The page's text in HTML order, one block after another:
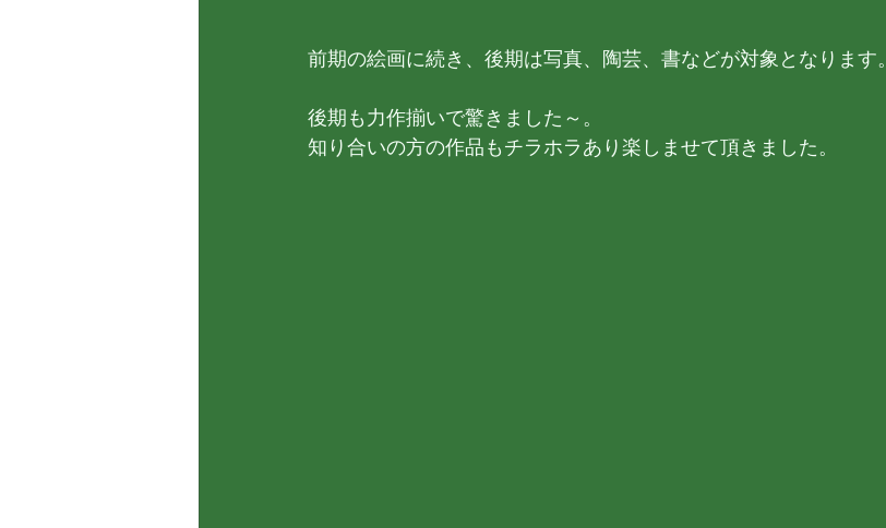
前期の絵画に続き、後期は写真、陶芸、書などが対象となります。
後期も力作揃いで驚きました～。
知り合いの方の作品もチラホラあり楽しませて頂きました。